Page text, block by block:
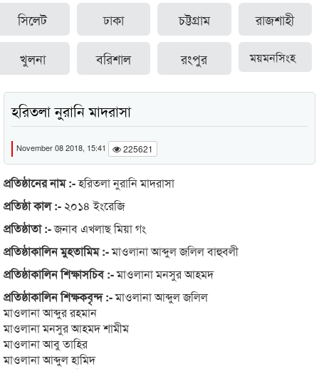
সিলেট ঢাকা চট্টগ্রাম রাজশাহী
খুলনা বরিশাল রংপুর ময়মনসিংহ
হরিতলা নুরানি মাদরাসা
November 08 2018, 15:41 225621
প্রতিষ্ঠানের নাম :-হরিতলা নুরানি মাদরাসা
প্রতিষ্ঠা কাল :- ২০১৪ ইংরেজি
প্রতিষ্ঠাতা :-জনাব এখলাছ মিয়া গং
প্রতিষ্ঠাকালিন মুহতামিম :-মাওলানা আব্দুল জলিল বাহুবলী
প্রতিষ্ঠাকালিন শিক্ষাসচিব :-মাওলানা মনসুর আহমদ
প্রতিষ্ঠাকালিন শিক্ষকবৃন্দ :-মাওলানা আব্দুল জলিল
মাওলানা আব্দুর রহমান
মাওলানা মনসুর আহমদ শামীম
মাওলানা আবু তাহির
মাওলানা আব্দুল হামিদ